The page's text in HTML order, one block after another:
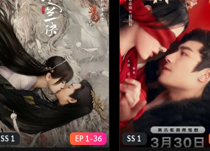
SS 1 EP 1-36 SS 1